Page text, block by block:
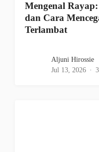
Mengenal
dan Cara
Terlambat
Aljuni Hirossie
Jul 13, 2026